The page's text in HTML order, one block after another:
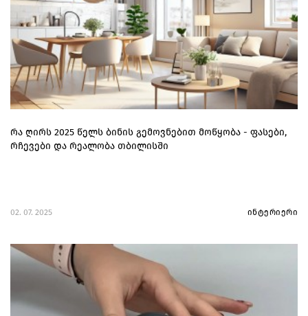
რა ღირს 2025 წელს ბინის გემოვნებით მოწყობა - ფასები,
რჩევები და რეალობა თბილისში
02. 07. 2025 ინტერიერი